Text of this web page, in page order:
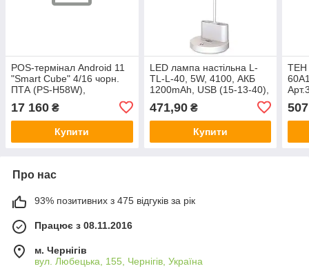
POS-термінал Android 11
"Smart Cube" 4/16 чорн.
ПТА (PS-H58W),
17 160 ₴
Купити
LED лампа настільна L-
TL-L-40, 5W, 4100, АКБ
1200mAh, USB (15-13-40),
471,90₴
Купити
ТЕН
507
Про нас
93% позитивних з 475 відгуків за рік
Працює з 08.11.2016
м. Чернігів
вул. Любецька, 155, Чернігів, Україна